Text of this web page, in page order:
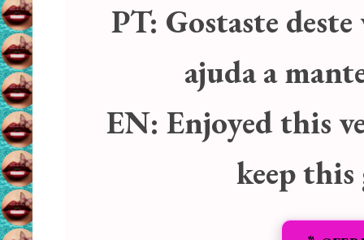
PT: Gostaste
ajuda a
EN: Enjoyed this
keep